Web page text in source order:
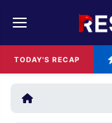
TODAY'S RECAP
REDAKSI
RESOLUSI